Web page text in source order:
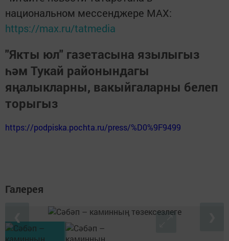
национальном мессенджере MАХ:
https://max.ru/tatmedia
"Якты юл" газетасына язылыгыз
һәм Тукай районындагы
яңалыкларны, вакыйгаларны белеп
торыгыз
https://podpiska.pochta.ru/press/%D0%9F9499
Галерея